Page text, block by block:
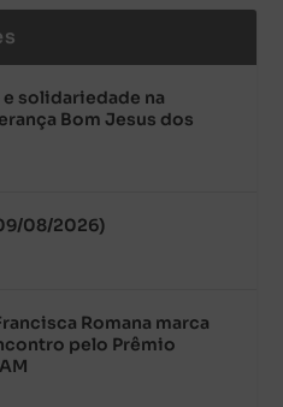
solidariedade na
Bom Jesus dos
08/2026)
Romana marca
pelo Prêmio